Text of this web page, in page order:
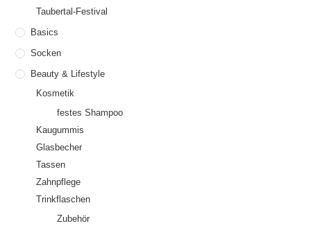
Taubertal-Festival
Basics
Socken
Beauty & Lifestyle
Kosmetik
festes Shampoo
Kaugummis
Glasbecher
Tassen
Zahnpflege
Trinkflaschen
Zubehör